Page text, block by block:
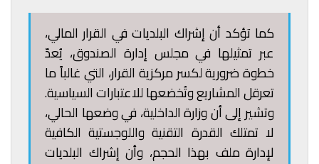
كما تؤكد أن إشراك البلديات في القرار المالي،
عبر تمثيلها في مجلس إدارة الصندوق، يُعدّ
خطوة ضرورية لكسر مركزية القرار، التي غالباً ما
تعرقل المشاريع وتُخضعها للاعتبارات السياسية.
وتشير إلى أن وزارة الداخلية، في وضعها الحالي،
لا تمتلك القدرة التقنية واللوجستية الكافية
لإدارة ملف بهذا الحجم، وأن إشراك البلديات